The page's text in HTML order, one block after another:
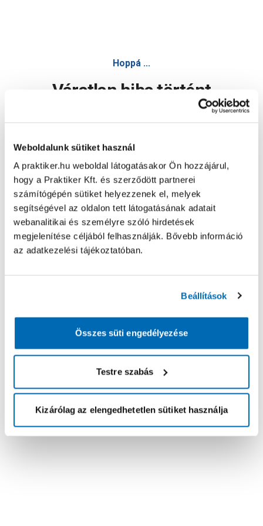
Weboldalunk sütiket használ
A praktiker.hu weboldal látogatásakor Ön hozzájárul,
hogy a Praktiker Kft. és szerződött partnerei
számítógépén sütiket helyezzenek el, melyek
segítségével az oldalon tett látogatásának adatait
webanalitikai és személyre szóló hirdetések
megjelenítése céljából felhasználják. Bővebb információ
az adatkezelési tájékoztatóban.
Beállítások
Összes süti engedélyezése
Testre szabás
Kizárólag az elengedhetetlen sütiket használja
Hoppá ...
Váratlan hiba történt
Oldal újratöltése